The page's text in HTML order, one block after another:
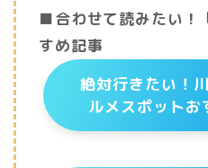
■合わせて読みたい！
すめ記事
絶対行きたい！
ルメスポットお